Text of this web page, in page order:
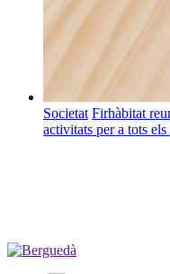
Societat Firhàbitat
activitats per a tots